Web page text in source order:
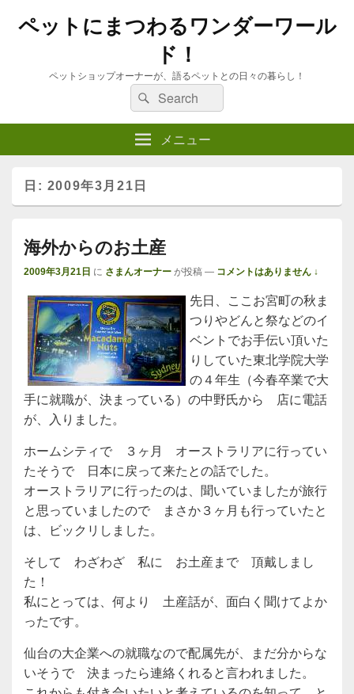
ペットにまつわるワンダーワール
ド！
ペットショップオーナーが、語るペットとの日々の暮らし！
検
索:
検
索
メニュー
日: 2009年3月21日
海外からのお土産
2009年3月21日 に さまんオーナー が投稿 — コメントはありません ↓
先日、ここお宮町の秋ま
つりやどんと祭などのイ
ベントでお手伝い頂いた
りしていた東北学院大学
の４年生（今春卒業で大
手に就職が、決まっている）の中野氏から 店に電話
が、入りました。
ホームシティで ３ヶ月 オーストラリアに行ってい
たそうで 日本に戻って来たとの話でした。
オーストラリアに行ったのは、聞いていましたが旅行
と思っていましたので まさか３ヶ月も行っていたと
は、ビックリしました。
そして わざわざ 私に お土産まで 頂戴しまし
た！
私にとっては、何より 土産話が、面白く聞けてよか
ったです。
仙台の大企業への就職なので配属先が、まだ分からな
いそうで 決まったら連絡くれると言われました。